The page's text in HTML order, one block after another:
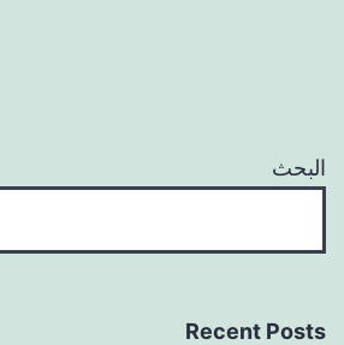
البحث
Recent Posts